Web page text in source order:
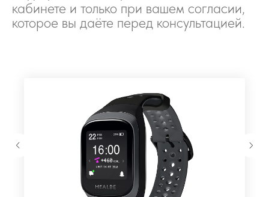
кабинете и только при вашем согласии,
которое вы даёте перед консультацией.